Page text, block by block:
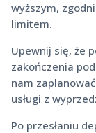
wyższym,
limitem.
Upewnij się, że
zakończenia
nam
usługi z
Po przesłaniu